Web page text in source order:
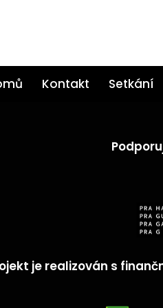
Kontakt Setkání
je realizován s